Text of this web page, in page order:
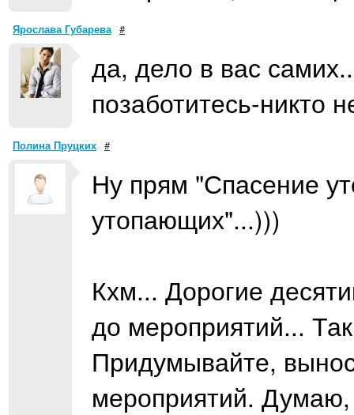
Ярослава Губарева #
да, дело в вас
позаботитесь-никто
Полина Пруцких #
Ну прям "Спасение
утопающих"...)))
Кхм... Дорогие
до мероприятий...
Придумывайте,
мероприятий.